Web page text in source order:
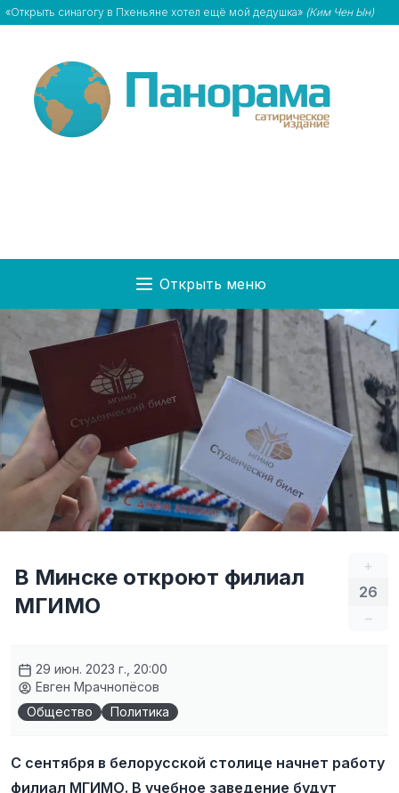
«Открыть синагогу в Пхеньяне хотел ещё мой дедушка» (Ким Чен Ын)
Открыть меню
+
26
–
В Минске откроют филиал
МГИМО
29 июн. 2023 г., 20:00
Евген Мрачнопёсов
Общество
Политика
С сентября в белорусской столице начнет работу
филиал МГИМО. В учебное заведение будут